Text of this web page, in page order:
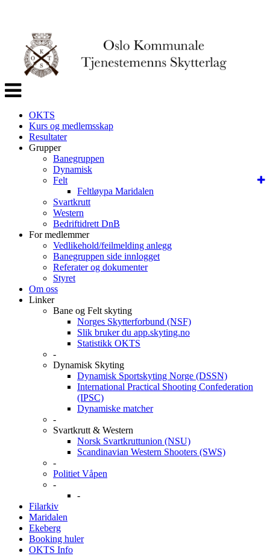
Veksle
navigasjon
OKTS
Kurs og medlemsskap
Resultater
Grupper
Banegruppen
Dynamisk
Felt
Feltløypa Maridalen
Svartkrutt
Western
Bedriftidrett DnB
For medlemmer
Vedlikehold/feilmelding anlegg
Banegruppen side innlogget
Referater og dokumenter
Styret
Om oss
Linker
Bane og Felt skyting
Norges Skytterforbund (NSF)
Slik bruker du app.skyting.no
Statistikk OKTS
-
Dynamisk Skyting
Dynamisk Sportskyting Norge (DSSN)
International Practical Shooting Confederation
(IPSC)
Dynamiske matcher
-
Svartkrutt & Western
Norsk Svartkruttunion (NSU)
Scandinavian Western Shooters (SWS)
-
Politiet Våpen
-
-
Filarkiv
Maridalen
Ekeberg
Booking huler
OKTS Info